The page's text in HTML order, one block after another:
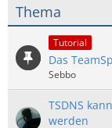
Thema
Tutorial
Das
Sebbo
TSDNS
werden